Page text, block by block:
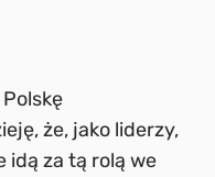
że, jako liderzy,
idą za tą rolą we